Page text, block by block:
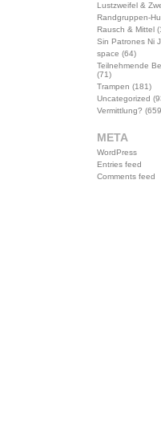
Lustzweifel &
Randgruppen-
Rausch & Mittel
Sin Patrones Ni
space (64)
Teilnehmende
(71)
Trampen (181)
Uncategorized
Vermittlung?
META
WordPress
Entries feed
Comments feed